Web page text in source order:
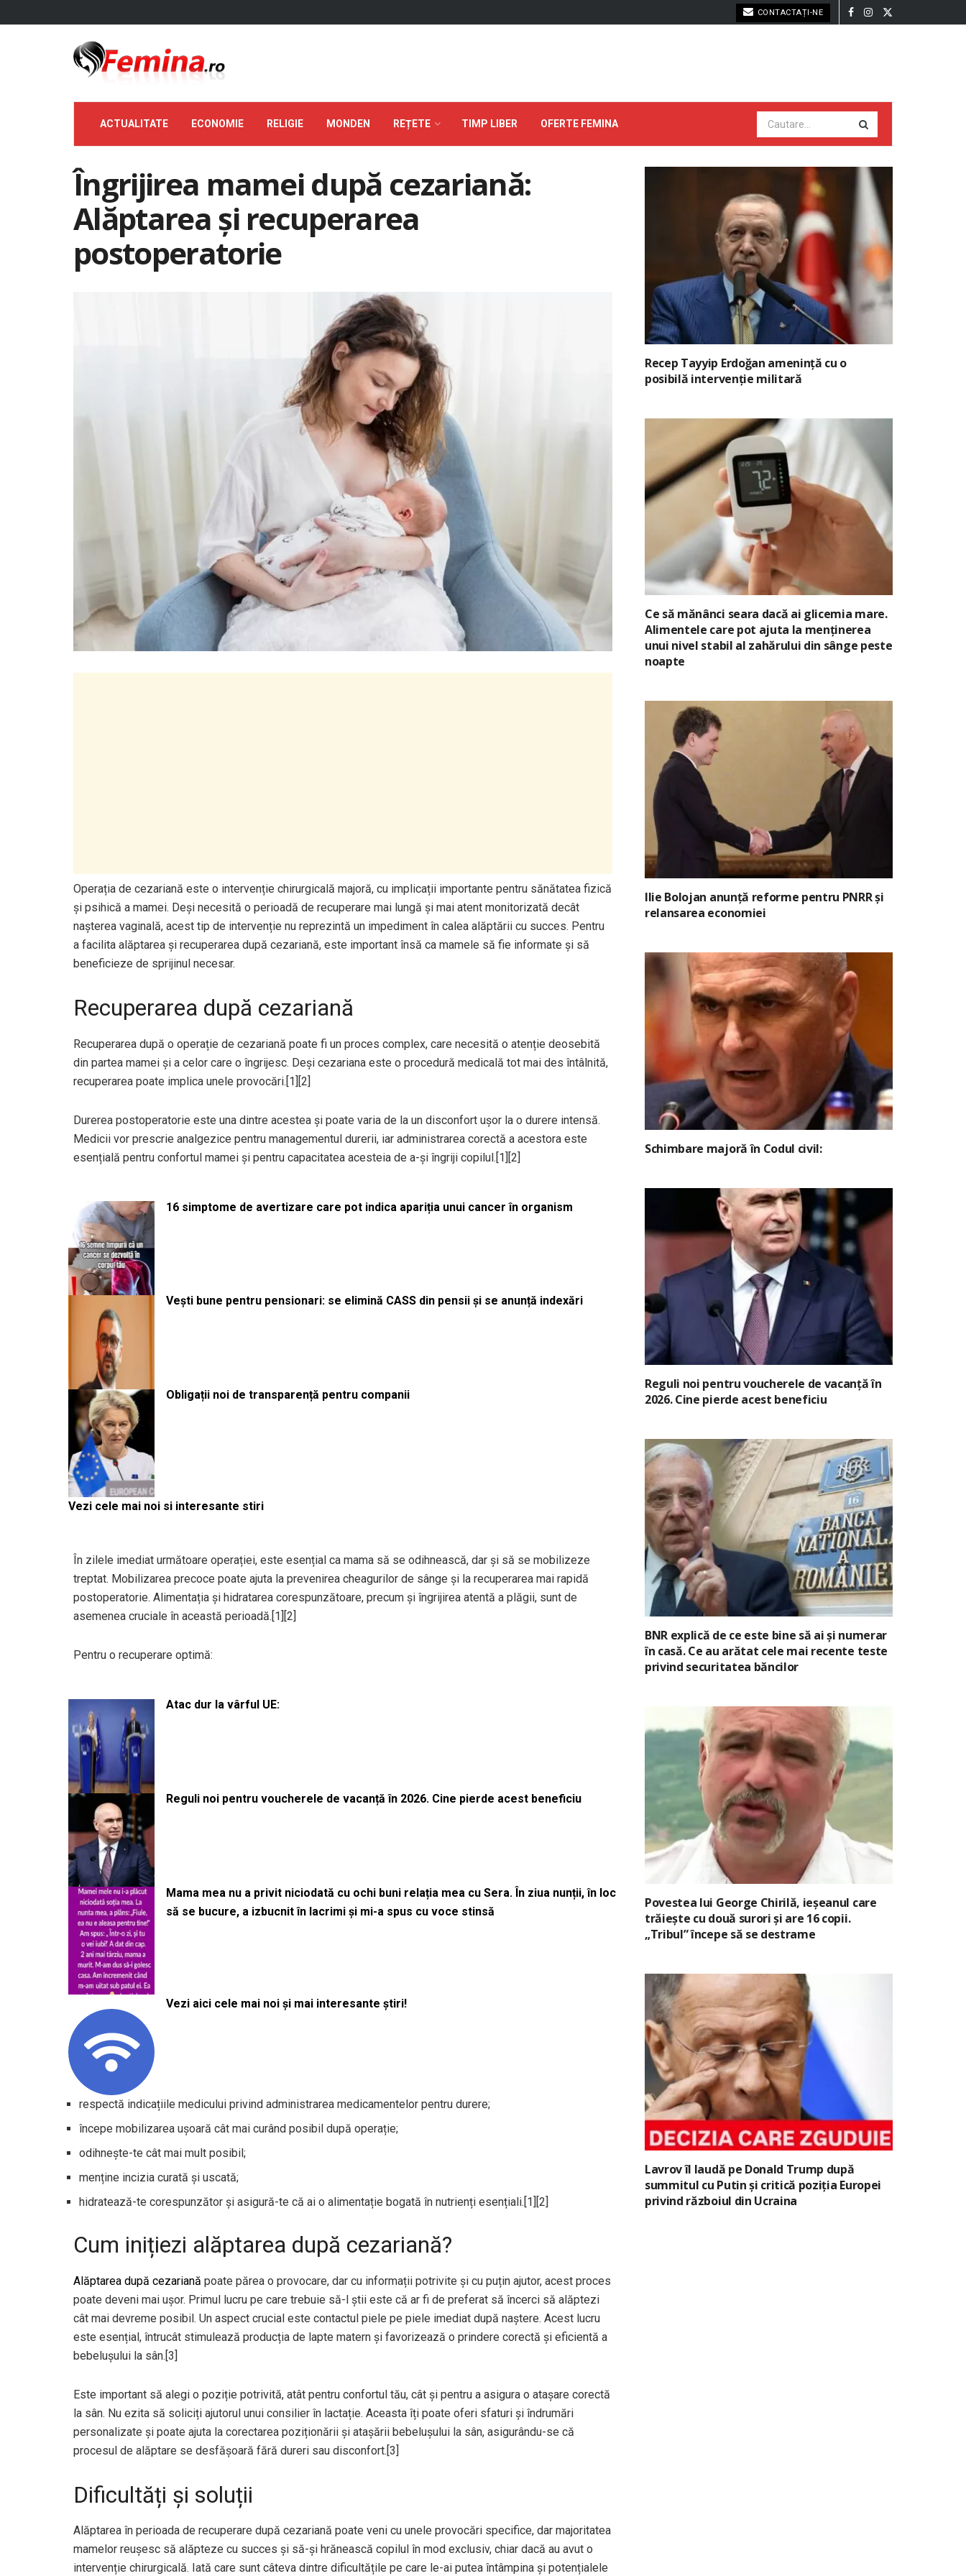
CONTACTAȚI-NE
ACTUALITATE ECONOMIE RELIGIE MONDEN REȚETE TIMP LIBER OFERTE FEMINA
Îngrijirea mamei după cezariană:
Alăptarea și recuperarea
postoperatorie
Operația de cezariană este o intervenție chirurgicală majoră, cu implicații importante pentru sănătatea fizică
și psihică a mamei. Deși necesită o perioadă de recuperare mai lungă și mai atent monitorizată decât
nașterea vaginală, acest tip de intervenție nu reprezintă un impediment în calea alăptării cu succes. Pentru
a facilita alăptarea și recuperarea după cezariană, este important însă ca mamele să fie informate și să
beneficieze de sprijinul necesar.
Recuperarea după cezariană
Recuperarea după o operație de cezariană poate fi un proces complex, care necesită o atenție deosebită
din partea mamei și a celor care o îngrijesc. Deși cezariana este o procedură medicală tot mai des întâlnită,
recuperarea poate implica unele provocări.[1][2]
Durerea postoperatorie este una dintre acestea și poate varia de la un disconfort ușor la o durere intensă.
Medicii vor prescrie analgezice pentru managementul durerii, iar administrarea corectă a acestora este
esențială pentru confortul mamei și pentru capacitatea acesteia de a-și îngriji copilul.[1][2]
16 simptome de avertizare care pot indica apariția unui cancer în organism
Vești bune pentru pensionari: se elimină CASS din pensii și se anunță indexări
Obligații noi de transparență pentru companii
Vezi cele mai noi si interesante stiri
În zilele imediat următoare operației, este esențial ca mama să se odihnească, dar și să se mobilizeze
treptat. Mobilizarea precoce poate ajuta la prevenirea cheagurilor de sânge și la recuperarea mai rapidă
postoperatorie. Alimentația și hidratarea corespunzătoare, precum și îngrijirea atentă a plăgii, sunt de
asemenea cruciale în această perioadă.[1][2]
Pentru o recuperare optimă:
Atac dur la vârful UE:
Reguli noi pentru voucherele de vacanță în 2026. Cine pierde acest beneficiu
Mama mea nu a privit niciodată cu ochi buni relația mea cu Sera. În ziua nunții, în loc
să se bucure, a izbucnit în lacrimi și mi-a spus cu voce stinsă
Vezi aici cele mai noi și mai interesante știri!
respectă indicațiile medicului privind administrarea medicamentelor pentru durere;
începe mobilizarea ușoară cât mai curând posibil după operație;
odihnește-te cât mai mult posibil;
menține incizia curată și uscată;
hidratează-te corespunzător și asigură-te că ai o alimentație bogată în nutrienți esențiali.[1][2]
Cum inițiezi alăptarea după cezariană?
Alăptarea după cezariană poate părea o provocare, dar cu informații potrivite și cu puțin ajutor, acest proces
poate deveni mai ușor. Primul lucru pe care trebuie să-l știi este că ar fi de preferat să încerci să alăptezi
cât mai devreme posibil. Un aspect crucial este contactul piele pe piele imediat după naștere. Acest lucru
este esențial, întrucât stimulează producția de lapte matern și favorizează o prindere corectă și eficientă a
bebelușului la sân.[3]
Este important să alegi o poziție potrivită, atât pentru confortul tău, cât și pentru a asigura o atașare corectă
la sân. Nu ezita să soliciți ajutorul unui consilier în lactație. Aceasta îți poate oferi sfaturi și îndrumări
personalizate și poate ajuta la corectarea poziționării și atașării bebelușului la sân, asigurându-se că
procesul de alăptare se desfășoară fără dureri sau disconfort.[3]
Dificultăți și soluții
Alăptarea în perioada de recuperare după cezariană poate veni cu unele provocări specifice, dar majoritatea
mamelor reușesc să alăpteze cu succes și să-și hrănească copilul în mod exclusiv, chiar dacă au avut o
intervenție chirurgicală. Iată care sunt câteva dintre dificultățile pe care le-ai putea întâmpina și potențialele
Recep Tayyip Erdoğan amenință cu o
posibilă intervenție militară
Ce să mănânci seara dacă ai glicemia mare.
Alimentele care pot ajuta la menținerea
unui nivel stabil al zahărului din sânge peste
noapte
Ilie Bolojan anunță reforme pentru PNRR și
relansarea economiei
Schimbare majoră în Codul civil:
Reguli noi pentru voucherele de vacanță în
2026. Cine pierde acest beneficiu
BNR explică de ce este bine să ai și numerar
în casă. Ce au arătat cele mai recente teste
privind securitatea băncilor
Povestea lui George Chirilă, ieșeanul care
trăiește cu două surori și are 16 copii.
„Tribul” începe să se destrame
Lavrov îl laudă pe Donald Trump după
summitul cu Putin și critică poziția Europei
privind războiul din Ucraina